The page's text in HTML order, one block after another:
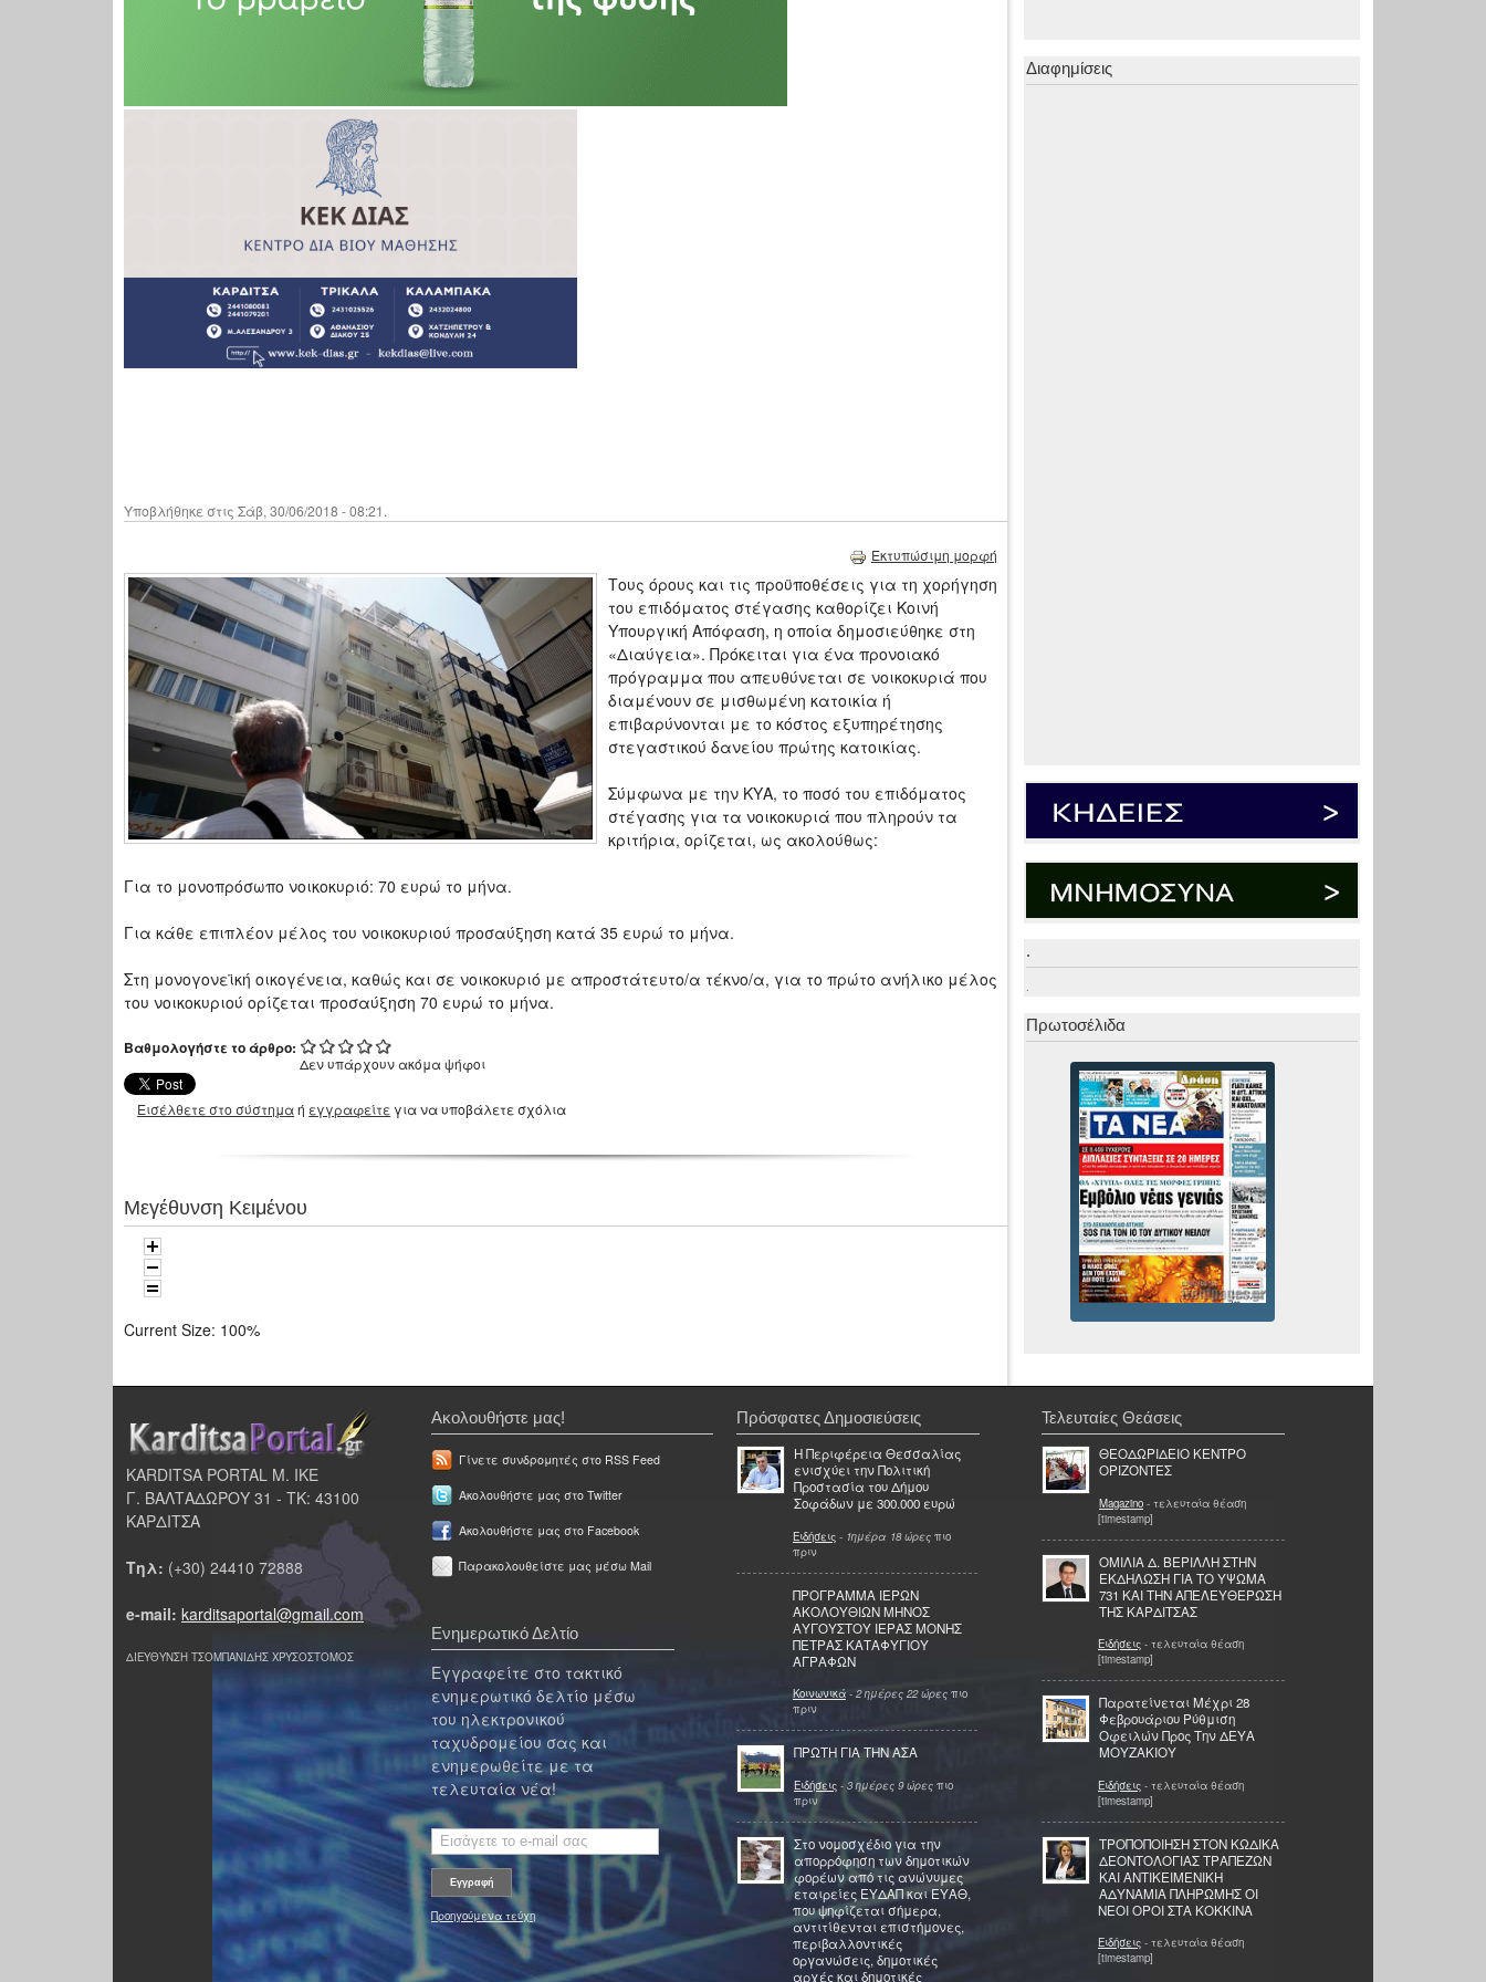
Υποβλήθηκε στις Σάβ, 30/06/2018 - 08:21.
Εκτυπώσιμη μορφή
Τους όρους και τις προϋποθέσεις για τη χορήγηση
του επιδόματος στέγασης καθορίζει Κοινή
Υπουργική Απόφαση, η οποία δημοσιεύθηκε στη
«Διαύγεια». Πρόκειται για ένα προνοιακό
πρόγραμμα που απευθύνεται σε νοικοκυριά που
διαμένουν σε μισθωμένη κατοικία ή
επιβαρύνονται με το κόστος εξυπηρέτησης
στεγαστικού δανείου πρώτης κατοικίας.
Σύμφωνα με την ΚΥΑ, το ποσό του επιδόματος
στέγασης για τα νοικοκυριά που πληρούν τα
κριτήρια, ορίζεται, ως ακολούθως:
Για το μονοπρόσωπο νοικοκυριό: 70 ευρώ το μήνα.
Για κάθε επιπλέον μέλος του νοικοκυριού προσαύξηση κατά 35 ευρώ το μήνα.
Στη μονογονεϊκή οικογένεια, καθώς και σε νοικοκυριό με απροστάτευτο/α τέκνο/α, για το πρώτο ανήλικο μέλος
του νοικοκυριού ορίζεται προσαύξηση 70 ευρώ το μήνα.
Βαθμολογήστε το άρθρο:
Δεν υπάρχουν ακόμα ψήφοι
Εισέλθετε στο σύστημαή εγγραφείτε για να υποβάλετε σχόλια
Μεγέθυνση Κειμένου
Current Size: 100%
Διαφημίσεις
.
.
Πρωτοσέλιδα
KARDITSA PORTAL Μ. ΙΚΕ
Γ. ΒΑΛΤΑΔΩΡΟΥ 31 - ΤΚ: 43100
ΚΑΡΔΙΤΣΑ
Τηλ: (+30) 24410 72888
e-mail: karditsaportal@gmail.com
ΔΙΕΥΘΥΝΣΗ ΤΣΟΜΠΑΝΙΔΗΣ ΧΡΥΣΟΣΤΟΜΟΣ
Ακολουθήστε μας!
Γίνετε συνδρομητές στο RSS Feed
Ακολουθήστε μας στο Twitter
Ακολουθήστε μας στο Facebook
Παρακολουθείστε μας μέσω Mail
Ενημερωτικό Δελτίο
Εγγραφείτε στο τακτικό
ενημερωτικό δελτίο μέσω
του ηλεκτρονικού
ταχυδρομείου σας και
ενημερωθείτε με τα
τελευταία νέα!
Προηγούμενα τεύχη
Πρόσφατες Δημοσιεύσεις
Η Περιφέρεια Θεσσαλίας
ενισχύει την Πολιτική
Προστασία του Δήμου
Σοφάδων με 300.000 ευρώ
Ειδήσεις - 1ημέρα 18 ώρες πιο
πριν
ΠΡΟΓΡΑΜΜΑ ΙΕΡΩΝ
ΑΚΟΛΟΥΘΙΩΝ ΜΗΝΟΣ
ΑΥΓΟΥΣΤΟΥ ΙΕΡΑΣ ΜΟΝΗΣ
ΠΕΤΡΑΣ ΚΑΤΑΦΥΓΙΟΥ
ΑΓΡΑΦΩΝ
Κοινωνικά - 2 ημέρες 22 ώρες πιο
πριν
ΠΡΩΤΗ ΓΙΑ ΤΗΝ ΑΣΑ
Ειδήσεις - 3 ημέρες 9 ώρες πιο
πριν
Στο νομοσχέδιο για την
απορρόφηση των δημοτικών
φορέων από τις ανώνυμες
εταιρείες ΕΥΔΑΠ και ΕΥΑΘ,
που ψηφίζεται σήμερα,
αντιτίθενται επιστήμονες,
περιβαλλοντικές
οργανώσεις, δημοτικές
αρχές και δημοτικές
Τελευταίες Θεάσεις
ΘΕΟΔΩΡΙΔΕΙΟ ΚΕΝΤΡΟ
ΟΡΙΖΟΝΤΕΣ
Magazino - τελευταία θέαση
[timestamp]
ΟΜΙΛΙΑ Δ. ΒΕΡΙΛΛΗ ΣΤΗΝ
ΕΚΔΗΛΩΣΗ ΓΙΑ ΤΟ ΥΨΩΜΑ
731 ΚΑΙ ΤΗΝ ΑΠΕΛΕΥΘΕΡΩΣΗ
ΤΗΣ ΚΑΡΔΙΤΣΑΣ
Ειδήσεις - τελευταία θέαση
[timestamp]
Παρατείνεται Μέχρι 28
Φεβρουάριου Ρύθμιση
Οφειλών Προς Την ΔΕΥΑ
ΜΟΥΖΑΚΙΟΥ
Ειδήσεις - τελευταία θέαση
[timestamp]
ΤΡΟΠΟΠΟΙΗΣΗ ΣΤΟΝ ΚΩΔΙΚΑ
ΔΕΟΝΤΟΛΟΓΙΑΣ ΤΡΑΠΕΖΩΝ
ΚΑΙ ΑΝΤΙΚΕΙΜΕΝΙΚΗ
ΑΔΥΝΑΜΙΑ ΠΛΗΡΩΜΗΣ ΟΙ
ΝΕΟΙ ΟΡΟΙ ΣΤΑ ΚΟΚΚΙΝΑ
Ειδήσεις - τελευταία θέαση
[timestamp]